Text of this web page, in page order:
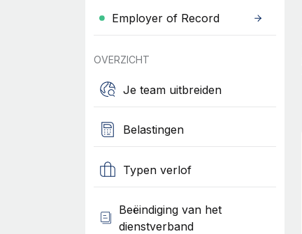
Employer of Record
OVERZICHT
Je team uitbreiden
Belastingen
Typen verlof
Beëindiging van het
dienstverband